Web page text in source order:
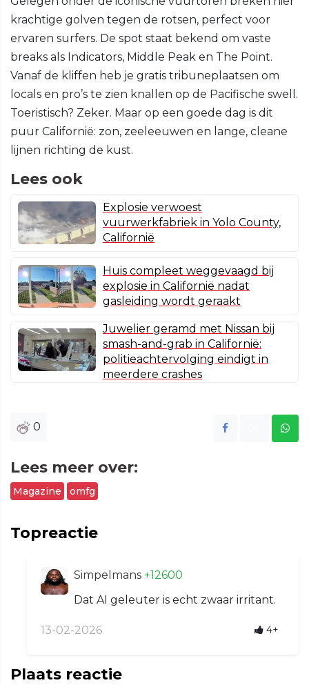
krachtige golven tegen de rotsen, perfect voor
ervaren surfers. De spot staat bekend om vaste
breaks als Indicators, Middle Peak en The Point.
Vanaf de kliffen heb je gratis tribuneplaatsen om
locals en pro’s te zien knallen op de Pacifische swell.
Toeristisch? Zeker. Maar op een goede dag is dit
puur Californië: zon, zeeleeuwen en lange, cleane
lijnen richting de kust.
Lees ook
Explosie verwoest
vuurwerkfabriek in Yolo County,
Californië
Huis compleet weggevaagd bij
explosie in Californië nadat
gasleiding wordt geraakt
Juwelier geramd met Nissan bij
smash-and-grab in Californië:
politieachtervolging eindigt in
meerdere crashes
0
Lees meer over:
Magazine omfg
Topreactie
Simpelmans +12600
Dat AI geleuter is echt zwaar irritant.
13-02-2026 4+
Plaats reactie